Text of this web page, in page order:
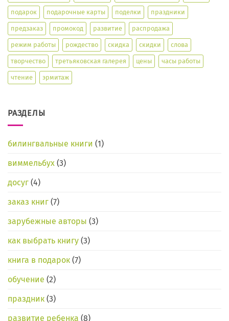
подарок подарочные карты поделки праздники
предзаказ промокод развитие распродажа
режим работы рождество скидка скидки слова
творчество третьяковская галерея цены часы работы
чтение эрмитаж
РАЗДЕЛЫ
билингвальные книги (1)
виммельбух (3)
досуг (4)
заказ книг (7)
зарубежные авторы (3)
как выбрать книгу (3)
книга в подарок (7)
обучение (2)
праздник (3)
развитие ребенка (8)